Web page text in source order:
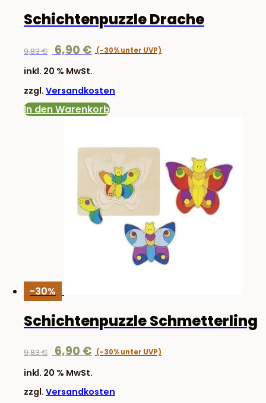
Schichtenpuzzle Drache
9,83€
Ursprünglicher
war:
9,83 €
6,90 €
inkl. 20 % MwSt.
zzgl. Versandkosten
In den Warenkorb
-30%
Schichtenpuzzle Schmetterling
9,83€
Ursprünglicher
war:
9,83 €
6,90€
inkl. 20 % MwSt.
zzgl. Versandkosten